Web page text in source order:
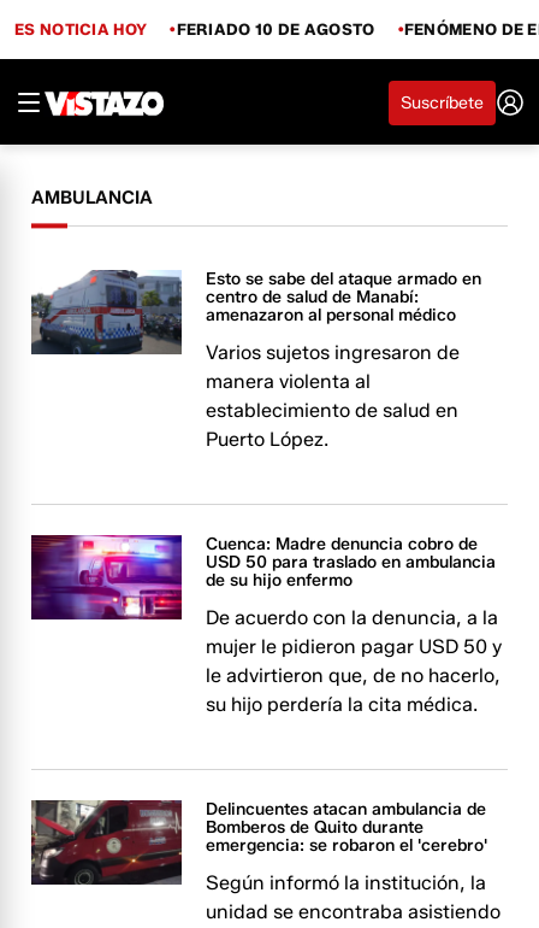
ES NOTICIA HOY FERIADO 10 DE AGOSTO FENÓMENO DE
Suscríbete
AMBULANCIA
Esto se sabe del ataque armado en
centro de salud de Manabí:
amenazaron al personal médico
Varios sujetos ingresaron de
manera violenta al
establecimiento de salud en
Puerto López.
Cuenca: Madre denuncia cobro de
USD 50 para traslado en ambulancia
de su hijo enfermo
De acuerdo con la denuncia, a la
mujer le pidieron pagar USD 50 y
le advirtieron que, de no hacerlo,
su hijo perdería la cita médica.
Delincuentes atacan ambulancia de
Bomberos de Quito durante
emergencia: se robaron el 'cerebro'
Según informó la institución, la
unidad se encontraba asistiendo